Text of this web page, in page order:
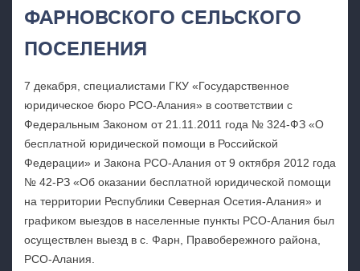
ФАРНОВСКОГО СЕЛЬСКОГО
ПОСЕЛЕНИЯ
7 декабря, специалистами ГКУ «Государственное
юридическое бюро РСО-Алания» в соответствии с
Федеральным Законом от 21.11.2011 года № 324-ФЗ «О
бесплатной юридической помощи в Российской
Федерации» и Закона РСО-Алания от 9 октября 2012 года
№ 42-РЗ «Об оказании бесплатной юридической помощи
на территории Республики Северная Осетия-Алания» и
графиком выездов в населенные пункты РСО-Алания был
осуществлен выезд в с. Фарн, Правобережного района,
РСО-Алания.